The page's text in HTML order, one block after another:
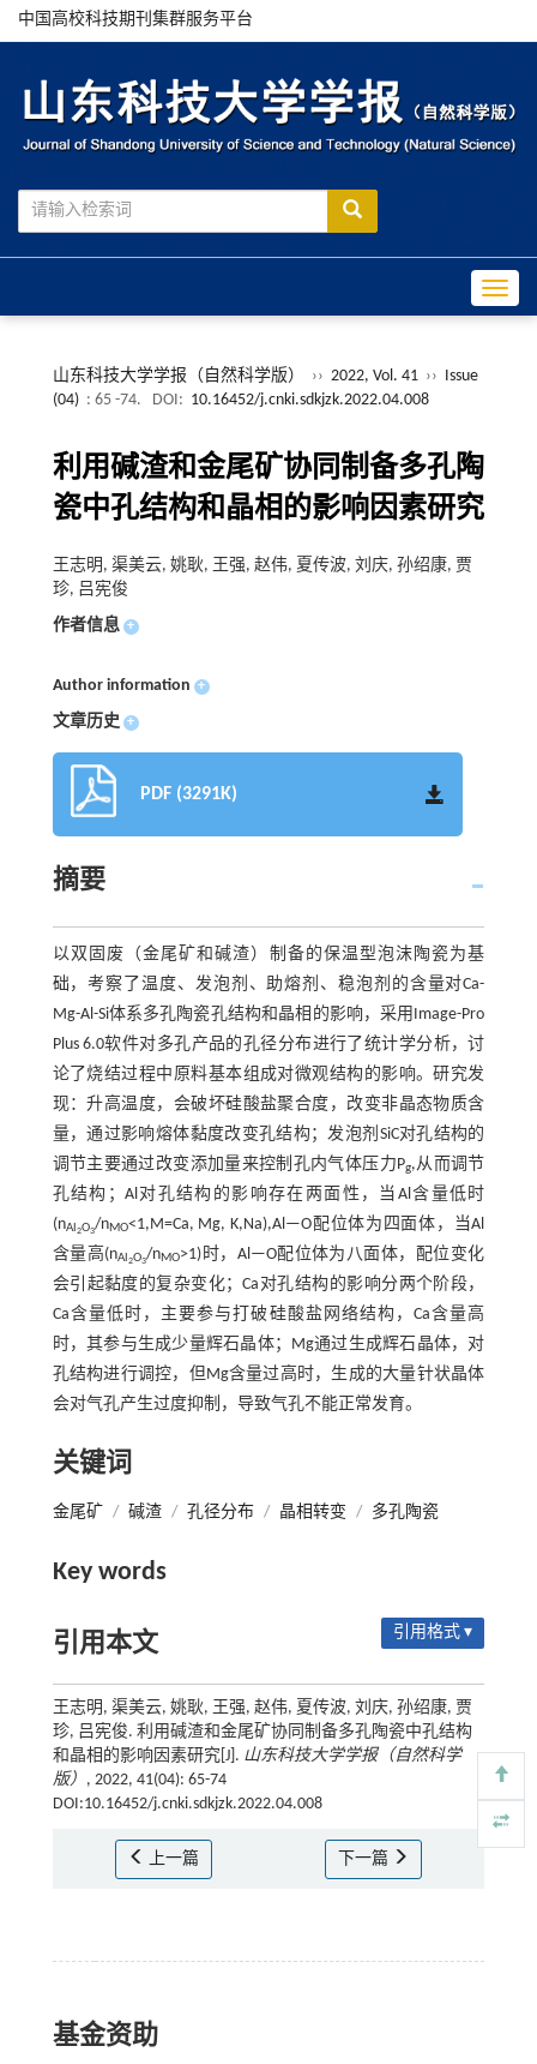
中国高校科技期刊集群服务平台
山东科技大学学报（自然科学版） ›› 2022, Vol. 41 ›› Issue
(04) : 65 -74. DOI: 10.16452/j.cnki.sdkjzk.2022.04.008
利用碱渣和金尾矿协同制备多孔陶
瓷中孔结构和晶相的影响因素研究
王志明, 渠美云, 姚耿, 王强, 赵伟, 夏传波, 刘庆, 孙绍康, 贾
珍, 吕宪俊
作者信息 +
Author information +
文章历史 +
PDF (3291K)
摘要
以双固废（金尾矿和碱渣）制备的保温型泡沫陶瓷为基
础，考察了温度、发泡剂、助熔剂、稳泡剂的含量对Ca-
Mg-Al-Si体系多孔陶瓷孔结构和晶相的影响，采用Image-Pro
Plus 6.0软件对多孔产品的孔径分布进行了统计学分析，讨
论了烧结过程中原料基本组成对微观结构的影响。研究发
现：升高温度，会破坏硅酸盐聚合度，改变非晶态物质含
量，通过影响熔体黏度改变孔结构；发泡剂SiC对孔结构的
调节主要通过改变添加量来控制孔内气体压力Pg,从而调节
孔结构；Al对孔结构的影响存在两面性，当Al含量低时
(nAl2O3/nMO<1,M=Ca, Mg, K,Na),Al—O配位体为四面体，当Al
含量高(nAl2O3/nMO>1)时，Al—O配位体为八面体，配位变化
会引起黏度的复杂变化；Ca对孔结构的影响分两个阶段，
Ca含量低时，主要参与打破硅酸盐网络结构，Ca含量高
时，其参与生成少量辉石晶体；Mg通过生成辉石晶体，对
孔结构进行调控，但Mg含量过高时，生成的大量针状晶体
会对气孔产生过度抑制，导致气孔不能正常发育。
关键词
金尾矿 / 碱渣 / 孔径分布 / 晶相转变 / 多孔陶瓷
Key words
引用本文 引用格式 ▾
王志明, 渠美云, 姚耿, 王强, 赵伟, 夏传波, 刘庆, 孙绍康, 贾
珍, 吕宪俊. 利用碱渣和金尾矿协同制备多孔陶瓷中孔结构
和晶相的影响因素研究[J]. 山东科技大学学报（自然科学
版） , 2022, 41(04): 65-74
DOI:10.16452/j.cnki.sdkjzk.2022.04.008
上一篇 下一篇
基金资助